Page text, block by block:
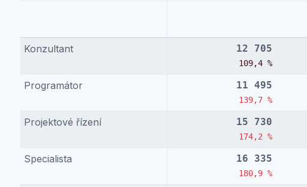
Konzultant
12 705
109,4 %
Programátor 11 495
139,7 %
Projektové řízení 15 730
174,2 %
Specialista 16 335
180,9 %